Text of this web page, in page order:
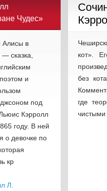
Чудес»
Алисы в
сказка,
и
под
Кэрролл
году. В ней
о девочке по
кр
Л.
кот».
без
где
чистыми